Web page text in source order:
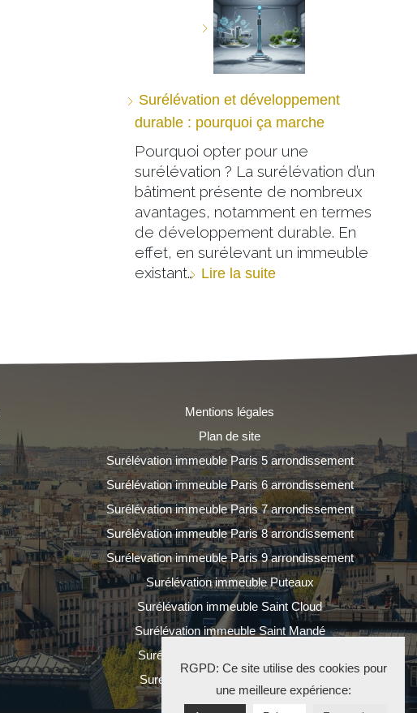
Surélévation et développement
durable : pourquoi ça marche
Pourquoi opter pour une
surélévation ? La surélévation d’un
bâtiment présente de nombreux
avantages, notamment en termes
de développement durable. En
effet, en surélevant un immeuble
existant… Lire la suite
Mentions légales
Plan de site
Surélévation immeuble Paris 5 arrondissement
Surélévation immeuble Paris 6 arrondissement
Surélévation immeuble Paris 7 arrondissement
Surélévation immeuble Paris 8 arrondissement
Surélevation immeuble Paris 9 arrondissement
Surélévation immeuble Puteaux
Surélévation immeuble Saint Cloud
Surélévation immeuble Saint Mandé
Surélévation immeuble Saint Ouen
Surélévation immeuble Vincennes
RGPD: Ce site utilise des cookies pour
une meilleure expérience: